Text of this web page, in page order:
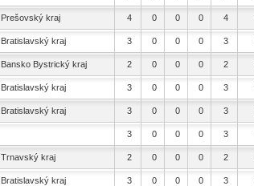
Prešovský kraj 4 0 0 0 4
Bratislavský kraj 3 0 0 0 3
Bansko Bystrický kraj 2 0 0 0 2
Bratislavský kraj 3 0 0 0 3
Bratislavský kraj 3 0 0 0 3
3 0 0 0 3
Trnavský kraj 2 0 0 0 2
Bratislavský kraj 3 0 0 0 3